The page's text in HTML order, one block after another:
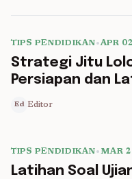
TIPS PENDIDIKAN•APR
Strategi Jitu
Persiapan dan
Ed Editor
TIPS PENDIDIKAN•MAR
Latihan Soal